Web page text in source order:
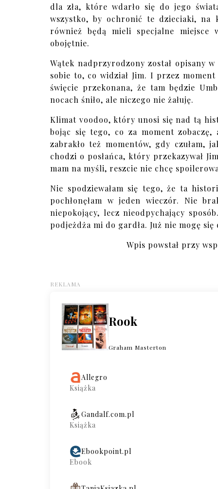
dla zła, które wdarło się do jego
wszystko, by ochronić te dzieciaki, na
również będą mieli specjalne
obojętnie.
Wątek nadprzyrodzony został opisany
sobie to, co widział Jim. I przez
święcie przekonana, że tam będzie
nocach śniło, ale niczego nie żałuję.
Klimat voodoo, który unosi się nad tą
bojąc się tego, co za moment
zabrakło też momentów, gdy czułam,
chodzi o posłańca, który przekazywał
mam na myśli, reszcie nie chcę
Nie spodziewałam się tego, że ta
pochłonęłam w jeden wieczór. Nie
niepokojący, lecz nieodpychający
podjeżdża mi do gardła. Już nie mogę
Wpis powstał przy